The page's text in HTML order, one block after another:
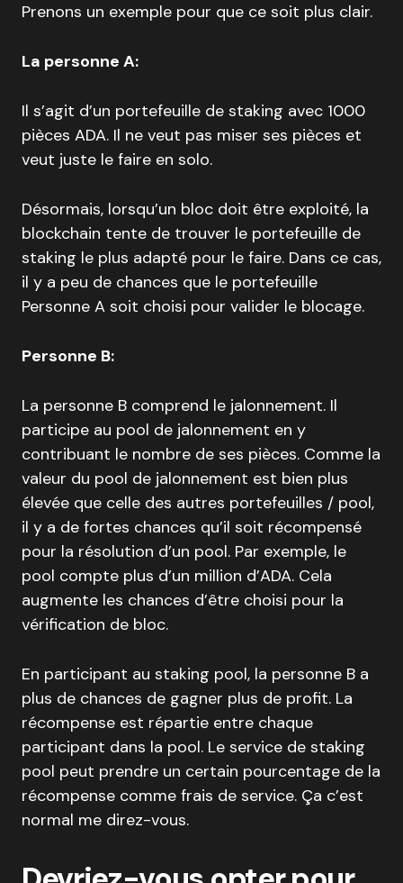
Prenons un exemple pour que ce soit plus clair.
La personne A:
Il s’agit d’un portefeuille de staking avec 1000
pièces ADA. Il ne veut pas miser ses pièces et
veut juste le faire en solo.
Désormais, lorsqu’un bloc doit être exploité, la
blockchain tente de trouver le portefeuille de
staking le plus adapté pour le faire. Dans ce cas,
il y a peu de chances que le portefeuille
Personne A soit choisi pour valider le blocage.
Personne B:
La personne B comprend le jalonnement. Il
participe au pool de jalonnement en y
contribuant le nombre de ses pièces. Comme la
valeur du pool de jalonnement est bien plus
élevée que celle des autres portefeuilles / pool,
il y a de fortes chances qu’il soit récompensé
pour la résolution d’un pool. Par exemple, le
pool compte plus d’un million d’ADA. Cela
augmente les chances d’être choisi pour la
vérification de bloc.
En participant au staking pool, la personne B a
plus de chances de gagner plus de profit. La
récompense est répartie entre chaque
participant dans la pool. Le service de staking
pool peut prendre un certain pourcentage de la
récompense comme frais de service. Ça c’est
normal me direz-vous.